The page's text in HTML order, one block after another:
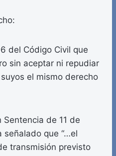
del Código Civil que
sin aceptar ni repudiar
el mismo derecho
Sentencia de 11 de
señalado que “…el
transmisión previsto